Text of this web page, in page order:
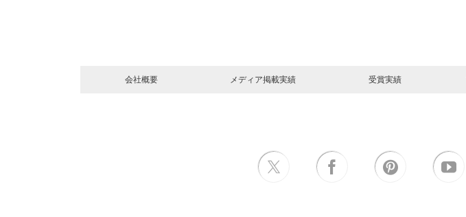
会社概要 メディア掲載実績 受賞実績